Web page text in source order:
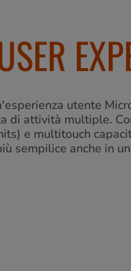
utente
attività multiple.
e multitouch
sempilice anche in